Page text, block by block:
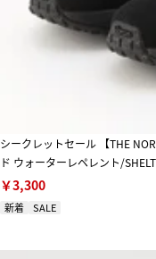
シークレットセール 【THE
ド ウォーターレペレント/
￥3,300
新着 SALE